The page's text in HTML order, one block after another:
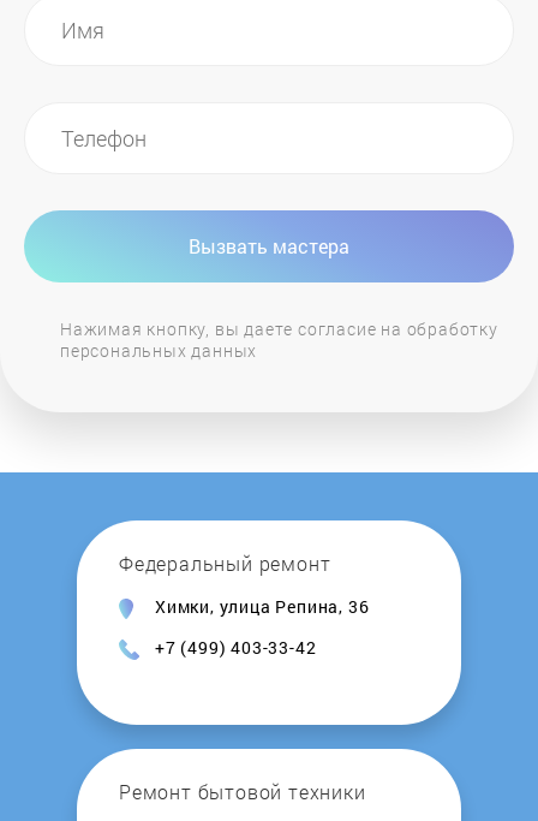
Вызвать мастера
Нажимая кнопку, вы даете согласие на обработку
персональных данных
Федеральный ремонт
Химки, улица Репина, 36
+7 (499) 403-33-42
Ремонт бытовой техники